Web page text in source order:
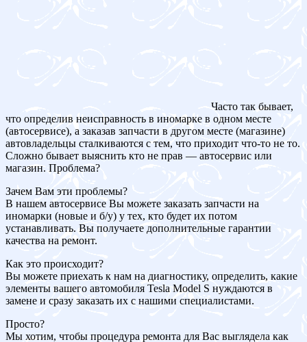
Часто так бывает,
что определив неисправность в иномарке в одном месте
(автосервисе), а заказав запчасти в другом месте (магазине)
автовладельцы сталкиваются с тем, что приходит что-то не то.
Сложно бывает выяснить кто не прав — автосервис или
магазин. Проблема?
Зачем Вам эти проблемы?
В нашем автосервисе Вы можете заказать запчасти на
иномарки (новые и б/у) у тех, кто будет их потом
устанавливать. Вы получаете дополнительные гарантии
качества на ремонт.
Как это происходит?
Вы можете приехать к нам на диагностику, определить, какие
элементы вашего автомобиля Tesla Model S нуждаются в
замене и сразу заказать их с нашими специалистами.
Просто?
Мы хотим, чтобы процедура ремонта для Вас выглядела как